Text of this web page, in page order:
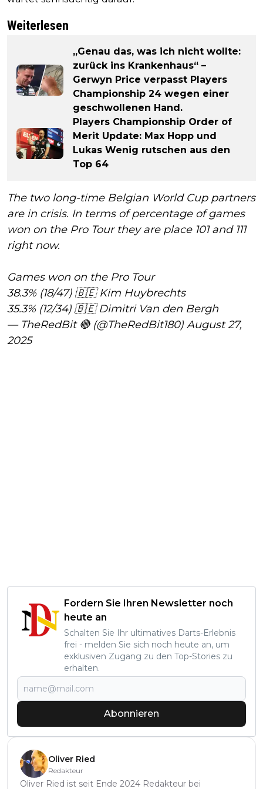
Weiterlesen
„Genau das, was ich nicht wollte:
zurück ins Krankenhaus“ –
Gerwyn Price verpasst Players
Championship 24 wegen einer
geschwollenen Hand.
Players Championship Order of
Merit Update: Max Hopp und
Lukas Wenig rutschen aus den
Top 64
The two long-time Belgian World Cup partners
are in crisis. In terms of percentage of games
won on the Pro Tour they are place 101 and 111
right now.
Games won on the Pro Tour
38.3% (18/47) 🇧🇪 Kim Huybrechts
35.3% (12/34) 🇧🇪 Dimitri Van den Bergh
— TheRedBit 🔴 (@TheRedBit180) August 27,
2025
Fordern Sie Ihren Newsletter noch
heute an
Schalten Sie Ihr ultimatives Darts-Erlebnis
frei - melden Sie sich noch heute an, um
exklusiven Zugang zu den Top-Stories zu
erhalten.
Abonnieren
Oliver Ried
Redakteur
Oliver Ried ist seit Ende 2024 Redakteur bei